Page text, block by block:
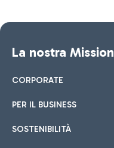
La nostra Mission
CORPORATE
PER IL BUSINESS
SOSTENIBILITÀ